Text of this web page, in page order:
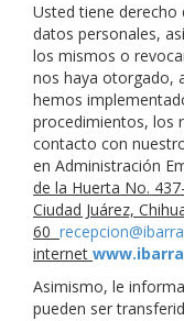
Usted tiene derecho
datos personales,
los mismos o
nos haya otorgado,
hemos
procedimientos, los
contacto con
en Administración
de la Huerta No.
Ciudad Juárez,
60
internet
Asimismo, le
pueden ser